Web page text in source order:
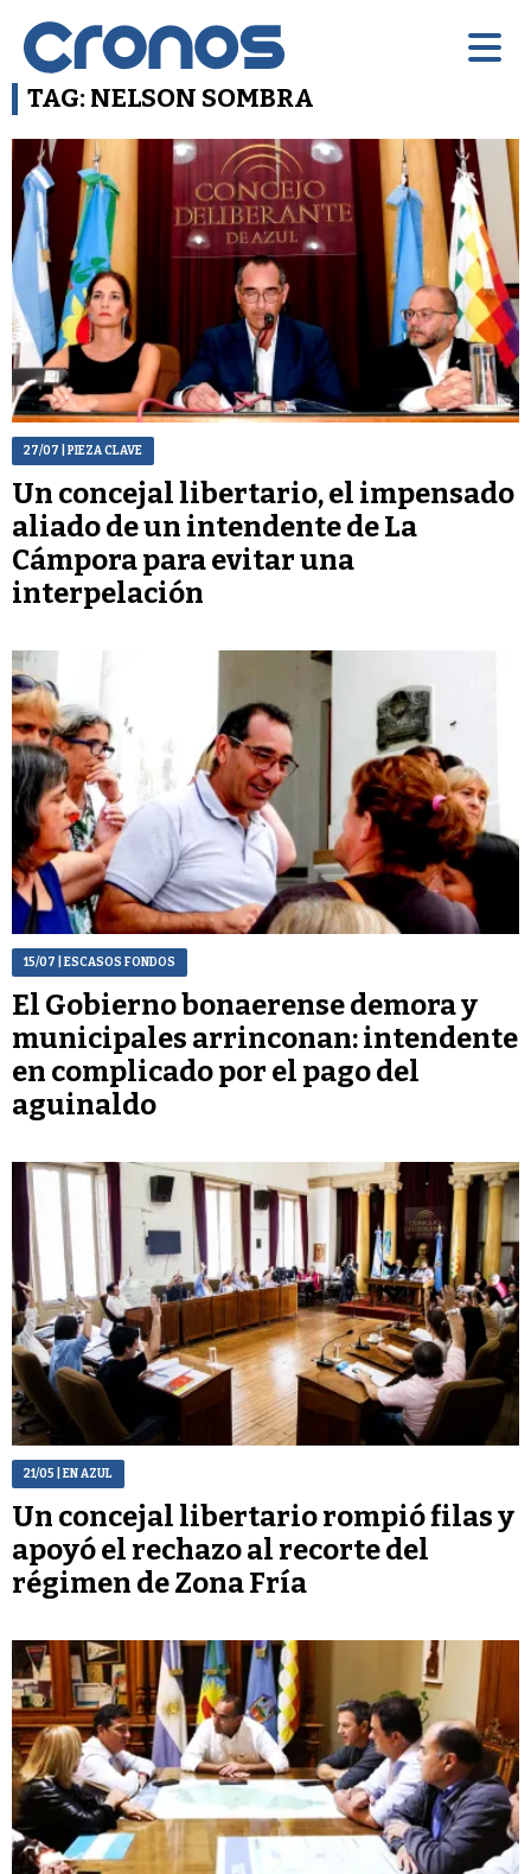
TAG: NELSON SOMBRA
27/07 | PIEZA CLAVE
Un concejal libertario, el impensado
aliado de un intendente de La
Cámpora para evitar una
interpelación
15/07 | ESCASOS FONDOS
El Gobierno bonaerense demora y
municipales arrinconan: intendente
en complicado por el pago del
aguinaldo
21/05 | EN AZUL
Un concejal libertario rompió filas y
apoyó el rechazo al recorte del
régimen de Zona Fría